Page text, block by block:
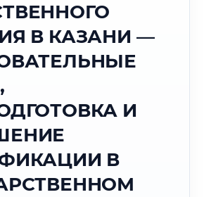
Г. КАЗАНЬ
г. Казань:☁️ +24°C ,Пасмурно
В КАЗАНИ —
И
В